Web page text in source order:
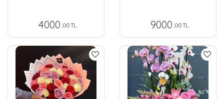
4000 ,00 TL 9000 ,00 TL